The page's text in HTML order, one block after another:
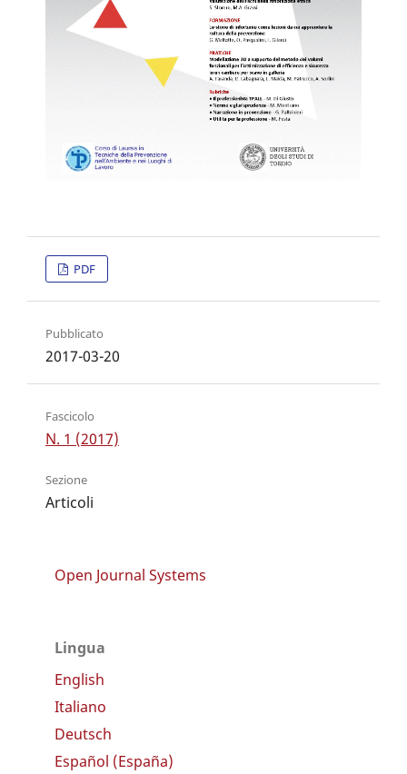
PDF
Pubblicato
2017-03-20
Fascicolo
N. 1 (2017)
Sezione
Articoli
Open Journal Systems
Lingua
English
Italiano
Deutsch
Español (España)